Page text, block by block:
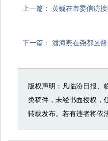
上一篇： 黄巍在市委信访
下一篇： 潘海燕在尧都区
版权声明：凡临汾日报、
类稿件，未经书面授权，
转载发布。若有违者将依